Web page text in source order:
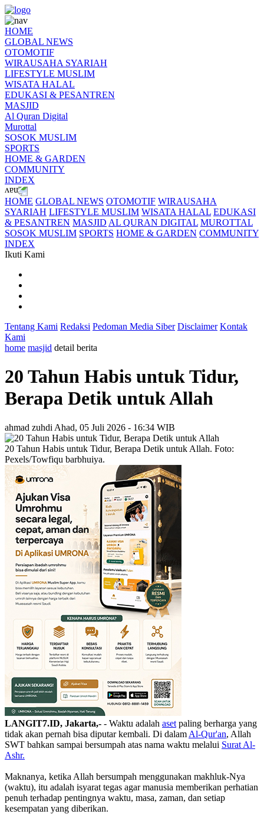
HOME
GLOBAL NEWS
OTOMOTIF
WIRAUSAHA SYARIAH
LIFESTYLE MUSLIM
WISATA HALAL
EDUKASI & PESANTREN
MASJID
Al Quran Digital
Murottal
SOSOK MUSLIM
SPORTS
HOME & GARDEN
COMMUNITY
INDEX
HOME GLOBAL NEWS OTOMOTIF WIRAUSAHA
SYARIAH LIFESTYLE MUSLIM WISATA HALAL EDUKASI
& PESANTREN MASJID AL QURAN DIGITAL MUROTTAL
SOSOK MUSLIM SPORTS HOME & GARDEN COMMUNITY
INDEX
Ikuti Kami
Tentang Kami Redaksi Pedoman Media Siber Disclaimer Kontak
Kami
home masjid detail berita
20 Tahun Habis untuk Tidur,
Berapa Detik untuk Allah
ahmad zuhdi Ahad, 05 Juli 2026 - 16:34 WIB
20 Tahun Habis untuk Tidur, Berapa Detik untuk Allah. Foto:
Pexels/Towfiqu barbhuiya.
LANGIT7.ID, Jakarta,- - ‎Waktu adalah aset paling berharga yang
tidak akan pernah bisa diputar kembali. Di dalam Al-Qur'an, Allah
SWT bahkan sampai bersumpah atas nama waktu melalui Surat Al-
Ashr.
‎Maknanya, ketika Allah bersumpah menggunakan makhluk-Nya
(waktu), itu adalah isyarat tegas agar manusia memberikan perhatian
penuh terhadap pentingnya waktu, masa, zaman, dan setiap
kesempatan yang diberikan.